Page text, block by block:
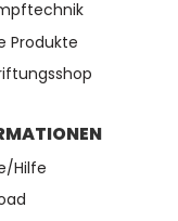
Produkte
Hilfe